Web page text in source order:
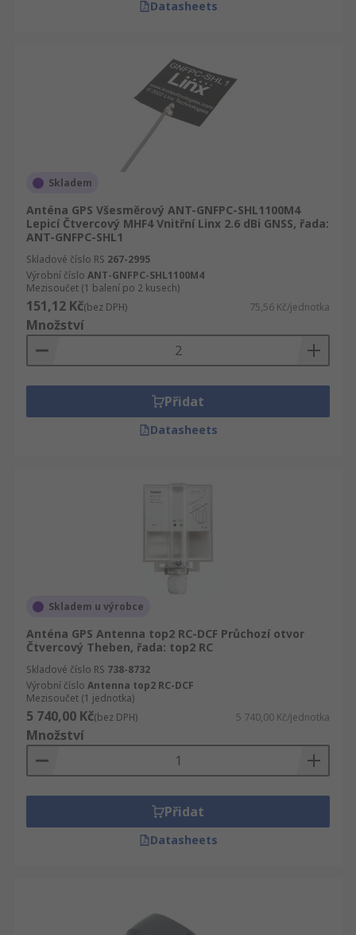
Datasheets
Skladem
Anténa GPS Všesměrový ANT-GNFPC-SHL1100M4
Lepicí Čtvercový MHF4 Vnitřní Linx 2.6 dBi GNSS, řada:
ANT-GNFPC-SHL1
Skladové číslo RS 267-2995
Výrobní číslo ANT-GNFPC-SHL1100M4
Mezisoučet (1 balení po 2 kusech)
151,12 Kč(bez DPH) 75,56 Kč/jednotka
Množství
Přidat
Datasheets
Skladem u výrobce
Anténa GPS Antenna top2 RC-DCF Průchozí otvor
Čtvercový Theben, řada: top2 RC
Skladové číslo RS 738-8732
Výrobní číslo Antenna top2 RC-DCF
Mezisoučet (1 jednotka)
5 740,00 Kč(bez DPH) 5 740,00 Kč/jednotka
Množství
Přidat
Datasheets